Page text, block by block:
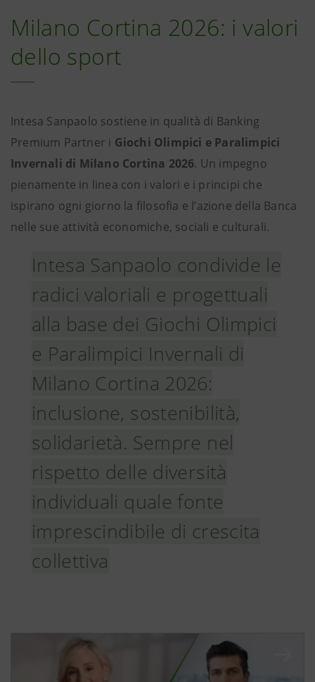
Milano Cortina 2026: i valori
dello sport
Intesa Sanpaolo sostiene in qualità di Banking
Premium Partner i Giochi Olimpici e Paralimpici
Invernali di Milano Cortina 2026. Un impegno
pienamente in linea con i valori e i principi che
ispirano ogni giorno la filosofia e l’azione della Banca
nelle sue attività economiche, sociali e culturali.
Intesa Sanpaolo condivide le
radici valoriali e progettuali
alla base dei Giochi Olimpici
e Paralimpici Invernali di
Milano Cortina 2026:
inclusione, sostenibilità,
solidarietà. Sempre nel
rispetto delle diversità
individuali quale fonte
imprescindibile di crescita
collettiva